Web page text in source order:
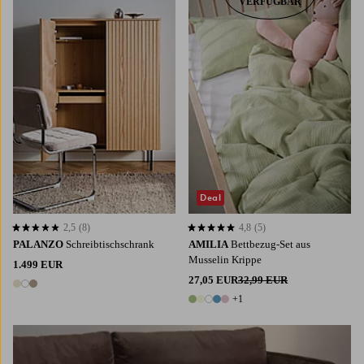
PALANZO Schreibtischschrank
1.499 EUR
3 Farben
2,5 basierend auf 8 Bewertungen
2,5 (8)
AMILIA Bettbezug-Set aus
Musselin Krippe
27,05 EUR32,99 EUR
6 Farben
+1
4,8 basierend auf 5 Bewertungen
4,8 (5)
Deal